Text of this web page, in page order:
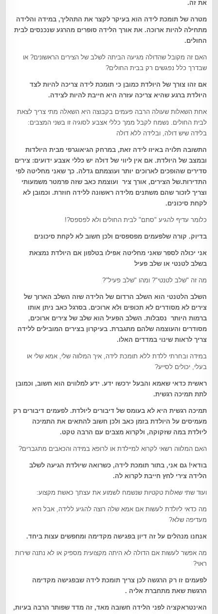
את זה.
מטרה של תומכת לידה הוא בעיקר לקצר את התהליך, במידה והלידה
מתחילה להיות ארוכה. את אורך הלידה סופרים מהרגע שנכנסים לבית
החולים.
האם זה מקובל שהדולה מגיעה הביתה לשלב של הצירים הראשונים? או
שבדרך כלל נפגשים רק בבית החולים?
אם זהו צורך של היולדת כמובן כי תומכת לידה צריכה להיות לצד
היולדת ברגע שהיא צריכה עזרה היא חייבת להיות לצידה.
אחת השאלות שעולה הרבה פעמים בקבוצה היא השאלה מתי צריך לצאת
לבית החולים. נשמח לקבל ממך כללי אצבע לסוגיה זו בשני המצבים:
בלידה שיש דולה, ובלידה ללא דולה
התשובה תלויה באיזו לידה זאת, במרחק הגיאוגרפי מבית היולדות
ובמצב של היולדת.אם אין ליווי של דולה יש כללי אצבע ידועים: צירים
סדירים שהופכים לארוכים יותר ועוצמתם גדלה.כך שאני מחליטה לפי
התדירות.של הצירים,אורך ציר ועוצמת כאב שזה פרמטר משמעותי
וצריך לזכור שהם משתנים מלידה ראשונה ללידה חוזרת. וכמובן לא
לקחת סיכונים.
כלומר עדיף להגיע "סתם" לבית החולים ולא לפספס?!
בדיוק. קורה שלפעמים מפספסים ולכן חשוב לא לקחת סיכונים
אני יכולה לספר שאני מחליטה אפילו בטלפון אם היולדת נמצאת
בשלב לטנטי או שלב פעיל
מה זה "שלב לטנטי"? ומהו "שלב פעיל"?
השלב הלטנטי הוא השלב הרדום של הלידה שזה השלב הארוך של
צירים לא מסודרים לא תכופים ולא ארוכים. בסרגל כאב ניתן אותו
ברמות היותר נסבלות. השלב הפעיל הוא שלב של צירים ארוכים,
מסודרים והעוצמה שלהם מתגברת. בעיקרון בצירים המובילים ללידה
צריך לראות שינוי במדדים האלו.
במידה ובחרתי ללדת ללא תומכת לידה, איך המלווה שלי, אמא שלי או
בעלי, יכולים לסייע?
ראשית כדאי שאמא והבעל ירכשו ידע. ידע למלווים הוא חשוב, וכמובן
לתת תמיכה רגשית.
תמיכה רגשית היא לא בעומס של דיבורים ליולדת. לפעמים דיבורים רק
מעמיסים על היולדת בזמן כאב ולכן חשוב להתאים את התמיכה
ליולדת במה שזקוקה, ולקרוא מצבים עם הרבה טקט.
האם המלווה רשאי לקרוא למיילדת או לרופא במידה והכאבים מתגברים?
בודאי! גם אני, בתור תומכת לידה, כשרואה שיולדת הגיעה לשלב
הלידה צירי לחץ חייבת לקרוא לה.
ועוד שתי שאלות טקטיות שנשמח לשמוע את עצתך כאשת מקצוע:
מה כדאי ליולדת לעשות אם אמא שלה רוצה להגיע ללידה, אבל היא
מעדיפה שלא?
אנחנו מנהלים על זה דיון בפגישה מקדימה ומחפשים עצות ביחד.
מה אפשר לעשות אם הדולה לא היתה מקצועית מספיק או לא נתנה שירות
ראוי?
לפעמים זו רק הרגשה לכן צריך תומכת לידה שבפגישה מקדימה
הרגשת שאת מתחברת אליה .
האינטראקציה לפני הלידה חשובה מאד, זה מדד שפותר הרבה בעיות,